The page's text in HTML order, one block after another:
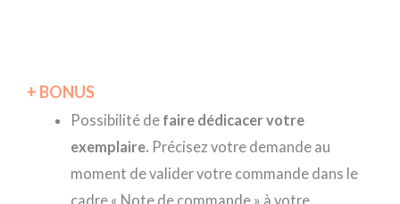
+ BONUS
Possibilité de faire dédicacer votre
exemplaire. Précisez votre demande au
moment de valider votre commande dans le
cadre « Note de commande » à votre